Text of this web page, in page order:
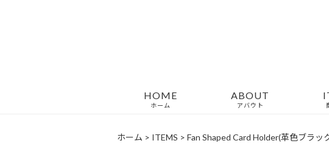
HOME
ホーム
ABOUT
アバウト
ホーム > ITEMS > Fan Shaped Card Holder(革色ブラッ